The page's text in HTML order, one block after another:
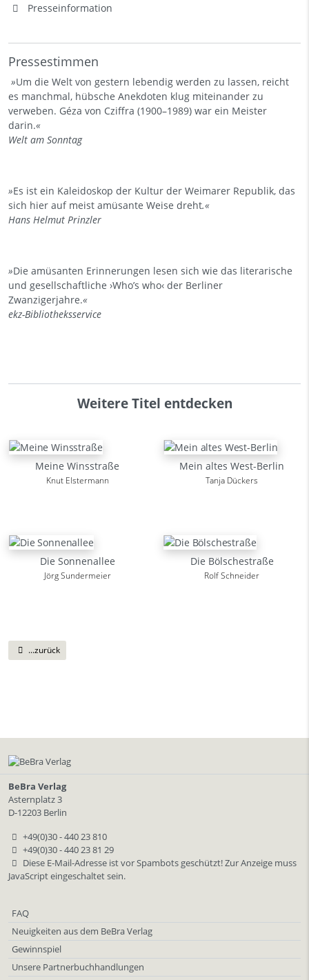
Presseinformation
Pressestimmen
»Um die Welt von gestern lebendig werden zu lassen, reicht
es manchmal, hübsche Anekdoten klug miteinander zu
verweben. Géza von Cziffra (1900–1989) war ein Meister
darin.«
Welt am Sonntag
»Es ist ein Kaleidoskop der Kultur der Weimarer Republik, das
sich hier auf meist amüsante Weise dreht.«
Hans Helmut Prinzler
»Die amüsanten Erinnerungen lesen sich wie das literarische
und gesellschaftliche ›Who’s who‹ der Berliner
Zwanzigerjahre.«
ekz-Bibliotheksservice
Weitere Titel entdecken
Meine Winsstraße
Knut Elstermann
Mein altes West-Berlin
Tanja Dückers
Die Sonnenallee
Jörg Sundermeier
Die Bölschestraße
Rolf Schneider
...zurück
BeBra Verlag
Asternplatz 3
D-12203 Berlin
+49(0)30 - 440 23 810
+49(0)30 - 440 23 81 29
Diese E-Mail-Adresse ist vor Spambots geschützt! Zur Anzeige muss
JavaScript eingeschaltet sein.
FAQ
Neuigkeiten aus dem BeBra Verlag
Gewinnspiel
Unsere Partnerbuchhandlungen